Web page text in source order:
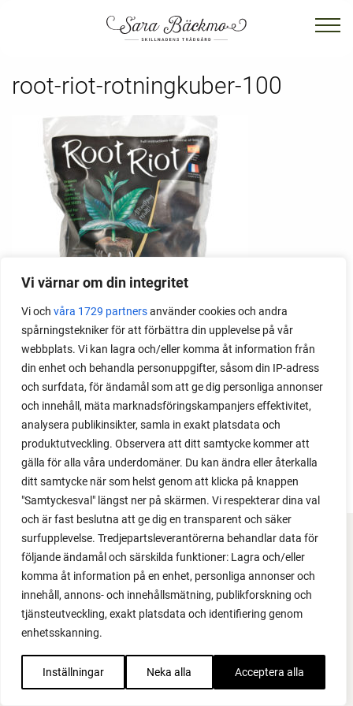
Vi värnar om din integritet
Vi och våra 1729 partnersanvänder cookies och andra
spårningstekniker för att förbättra din upplevelse på vår
webbplats. Vi kan lagra och/eller komma åt information från
din enhet och behandla personuppgifter, såsom din IP-adress
och surfdata, för ändamål som att ge dig personliga annonser
och innehåll, mäta marknadsföringskampanjers effektivitet,
analysera publikinsikter, samla in exakt platsdata och
produktutveckling. Observera att ditt samtycke kommer att
gälla för alla våra underdomäner. Du kan ändra eller återkalla
ditt samtycke när som helst genom att klicka på knappen
"Samtyckesval" längst ner på skärmen. Vi respekterar dina val
och är fast beslutna att ge dig en transparent och säker
surfupplevelse. Tredjepartsleverantörerna behandlar data för
följande ändamål och särskilda funktioner: Lagra och/eller
komma åt information på en enhet, personliga annonser och
innehåll, annons- och innehållsmätning, publikforskning och
tjänsteutveckling, exakt platsdata och identifiering genom
enhetsskanning.
Inställningar Neka alla Acceptera alla
root-riot-rotningkuber-100
FACEBOOK
YOUTUBE